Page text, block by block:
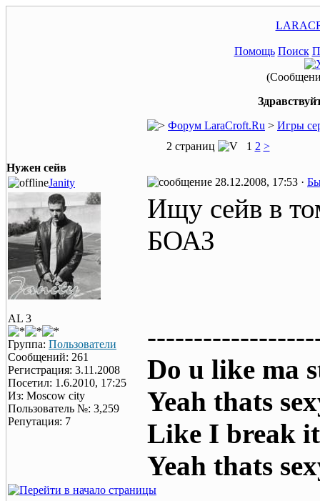
Помощь Поиск
Форум LaraCroft.Ru > Игры
2 страниц
1 2 >
Нужен сейв
Janity
28.12.2008, 17:53 ·
AL 3
Группа: Пользователи
Сообщений: 261
Регистрация: 3.11.2008
Посетил: 1.6.2010, 17:25
Из: Moscow city
Пользователь №: 3,259
Репутация: 7
Ищу сейв в
БОАЗ
Do u like ma
Yeah thats
Like I break
Yeah thats